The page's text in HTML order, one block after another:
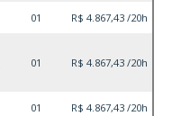
01 R$ 4.867,43 /20h
01 R$ 4.867,43 /20h
01 R$ 4.867,43 /20h